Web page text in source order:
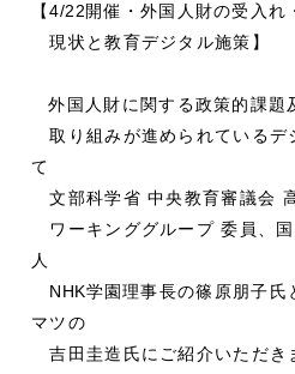
【4/22開催・外国人財の受入れ
現状と教育デジタル施策】
外国人財に関する政策的課題
取り組みが進められているデ
て
文部科学省 中央教育審議会
ワーキンググループ 委員、
人
NHK学園理事長の篠原朋子氏
マツの
吉田圭造氏にご紹介いただき